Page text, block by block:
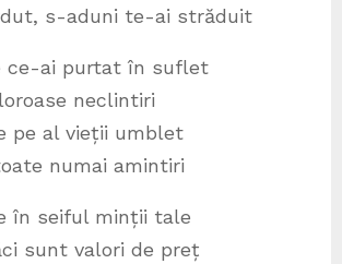
s-aduni te-ai străduit
ce-ai purtat în suflet
neclintiri
pe al vieții umblet
numai amintiri
în seiful minții tale
sunt valori de preț